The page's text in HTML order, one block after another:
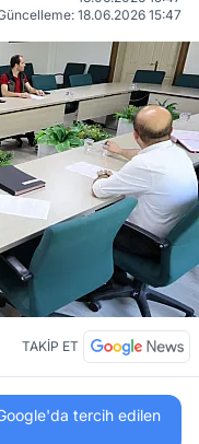
18.06.2026 15:47
TAKİP ET
tercih edilen